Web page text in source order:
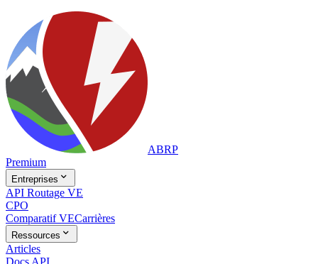
ABRP
Premium
Entreprises 
API Routage VE
CPO
Comparatif VECarrières
Ressources 
Articles
Docs API